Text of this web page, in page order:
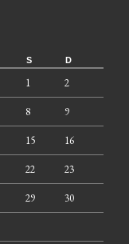
S D
1 2
8 9
15 16
22 23
29 30